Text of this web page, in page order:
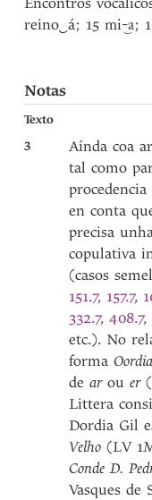
reino ‿á; 15mi-‿a;
Notas
Texto
3
Aínda coa
tal como
en conta
precisa
copulativa
(casos
151.7, 157.7,
332.7,408.7,
etc.). No
formaOordia
dearouer(
Littera
Dordia Gil
Velho (LV
Conde D.
Vasques de